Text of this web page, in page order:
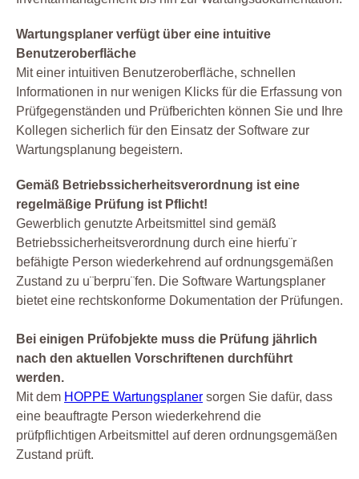
Wartungsplaner verfügt über eine intuitive
Benutzeroberfläche
Mit einer intuitiven Benutzeroberfläche, schnellen
Informationen in nur wenigen Klicks für die Erfassung von
Prüfgegenständen und Prüfberichten können Sie und Ihre
Kollegen sicherlich für den Einsatz der Software zur
Wartungsplanung begeistern.
Gemäß Betriebssicherheitsverordnung ist eine
regelmäßige Prüfung ist Pflicht!
Gewerblich genutzte Arbeitsmittel sind gemäß
Betriebssicherheitsverordnung durch eine hierfu¨r
befähigte Person wiederkehrend auf ordnungsgemäßen
Zustand zu u¨berpru¨fen. Die Software Wartungsplaner
bietet eine rechtskonforme Dokumentation der Prüfungen.
Bei einigen Prüfobjekte muss die Prüfung jährlich
nach den aktuellen Vorschriftenen durchführt
werden.
Mit dem HOPPE Wartungsplaner sorgen Sie dafür, dass
eine beauftragte Person wiederkehrend die
prüfpflichtigen Arbeitsmittel auf deren ordnungsgemäßen
Zustand prüft.